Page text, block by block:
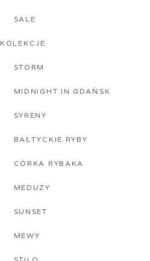
SALE
KOLEKCJE
STORM
MIDNIGHT IN GDAŃSK
SYRENY
BAŁTYCKIE RYBY
CÓRKA RYBAKA
MEDUZY
SUNSET
MEWY